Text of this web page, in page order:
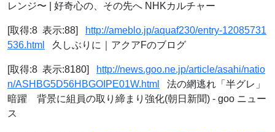
レンジ〜 | 好奇心の、その先へ NHKカルチャー
[取得:8 表示:88]
http://ameblo.jp/aquaf230/entry-12085731
536.html
久しぶりに｜アクアFのブログ
[取得:8 表示:8180]
http://news.goo.ne.jp/article/asahi/natio
n/ASHBG5D56HBGOIPE01W.html
法の網逃れ「半グレ」
暗躍 背景に組員の取り締まり強化(朝日新聞) - goo ニュー
ス